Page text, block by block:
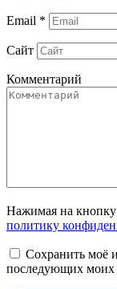
Email *
Сайт
Комментарий
Нажимая на
политику
Сохранить моё
последующих моих